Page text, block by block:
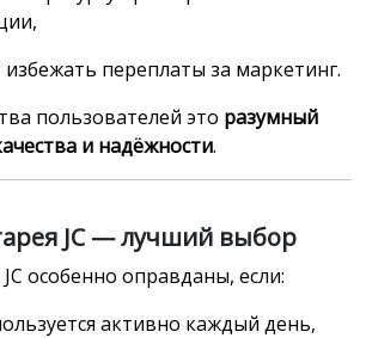
избежать переплаты за маркетинг.
пользователей это разумный
и надёжности.
JC — лучший выбор
особенно оправданы, если:
активно каждый день,